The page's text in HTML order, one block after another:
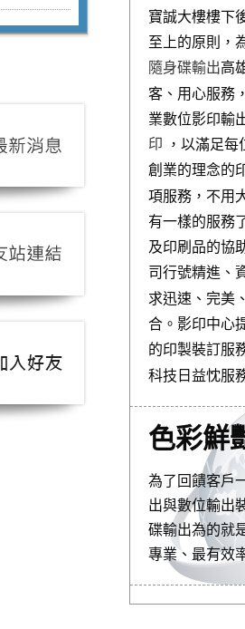
寶誠大樓樓下
至上的原則，
隨身碟輸出高
客、用心服務
業數位影印輸
印
，以滿足
創業的理念的
項服務， 不用
有一樣的服務
及印刷品的協
司行號精進、
求迅速、完美
合。影印中心
的印製裝訂服
科技日益忱服
色彩鮮
為了回饋客戶
出與數位輸出
碟輸出為的就
專業、最有效